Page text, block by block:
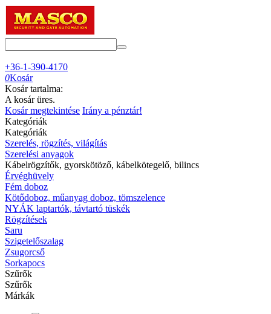
+36-1-390-4170
0Kosár
Kosár tartalma:
A kosár üres.
Kosár megtekintése Irány a pénztár!
Kategóriák
Kategóriák
Szerelés, rögzítés, világítás
Szerelési anyagok
Kábelrögzítők, gyorskötöző, kábelkötegelő, bilincs
Érvéghüvely
Fém doboz
Kötődoboz, műanyag doboz, tömszelence
NYÁK laptartók, távtartó tüskék
Rögzítések
Saru
Szigetelőszalag
Zsugorcső
Sorkapocs
Szűrők
Szűrők
Márkák